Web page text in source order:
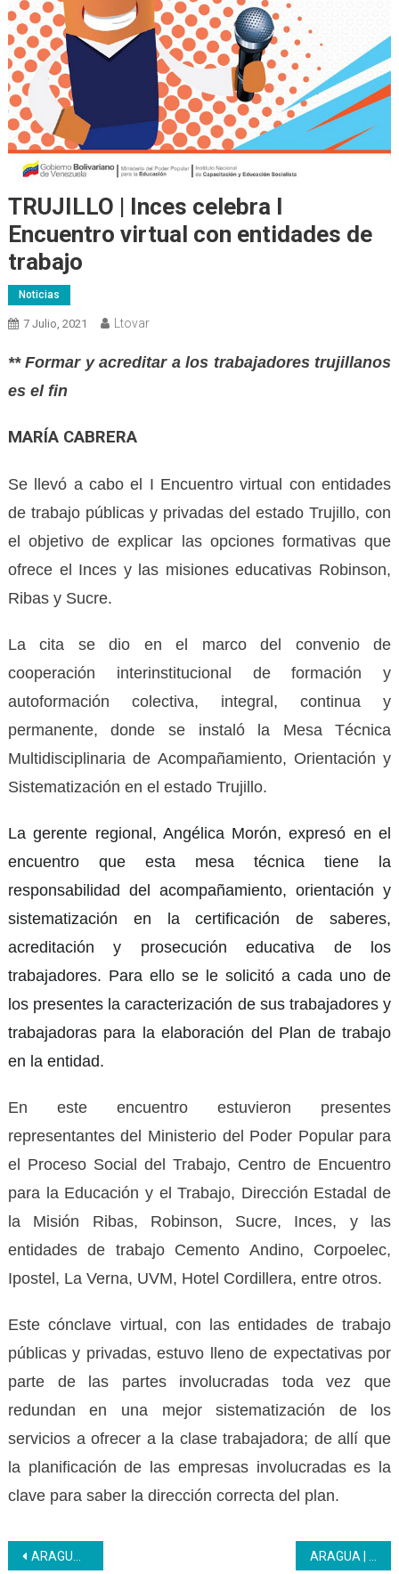
TRUJILLO | Inces celebra I
Encuentro virtual con entidades de
trabajo
Noticias
7 Julio, 2021 Ltovar
** Formar y acreditar a los trabajadores trujillanos
es el fin
MARÍA CABRERA
Se llevó a cabo el I Encuentro virtual con entidades
de trabajo públicas y privadas del estado Trujillo, con
el objetivo de explicar las opciones formativas que
ofrece el Inces y las misiones educativas Robinson,
Ribas y Sucre.
La cita se dio en el marco del convenio de
cooperación interinstitucional de formación y
autoformación colectiva, integral, continua y
permanente, donde se instaló la Mesa Técnica
Multidisciplinaria de Acompañamiento, Orientación y
Sistematización en el estado Trujillo.
Lagerente regional, Angélica Morón, expresó en el
encuentro que esta mesa técnica tiene la
responsabilidad del acompañamiento, orientación y
sistematización en la certificación de saberes,
acreditación y prosecución educativa de los
trabajadores. Para ello se le solicitó a cada uno de
los presentes la caracterización de sus trabajadores y
trabajadoras para la elaboración del Plan de trabajo
en la entidad.
En este encuentro estuvieron presentes
representantes del Ministerio del Poder Popular para
el Proceso Social del Trabajo, Centro de Encuentro
para la Educación y el Trabajo, Dirección Estadal de
la Misión Ribas, Robinson, Sucre, Inces, y las
entidades de trabajo Cemento Andino, Corpoelec,
Ipostel, La Verna, UVM, Hotel Cordillera, entre otros.
Este cónclave virtual, con las entidades de trabajo
públicas y privadas, estuvo lleno de expectativas por
parte de las partes involucradas toda vez que
redundan en una mejor sistematización de los
servicios a ofrecer a la clase trabajadora; de allí que
la planificación de las empresas involucradas es la
clave para saber la dirección correcta del plan.
Navegación
ARAGUA | Inces en alianza estratégica con instituciones del estado logra insertar a jóvenes en la Formación Técnica Profesional